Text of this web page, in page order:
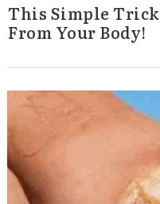
This Simple Trick
From Your Body!